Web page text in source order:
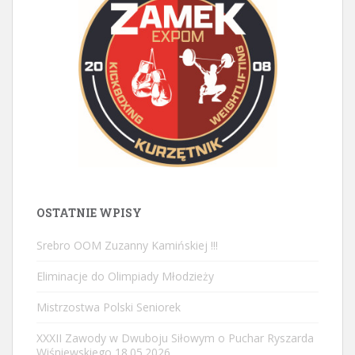
OSTATNIE WPISY
Srebro OOM Zuzanny Kamińskiej !!!
Eliminacje do Olimpiady Młodzieży
Mistrzostwa Polski Seniorek
XXXII Zawody w Dwuboju Siłowym o Puchar Ryszarda